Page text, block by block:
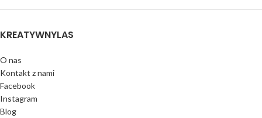
KREATYWNYLAS
O nas
Kontakt z nami
Facebook
Instagram
Blog